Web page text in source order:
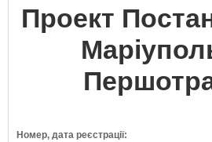
Проект
Номер, дата реєстрації: